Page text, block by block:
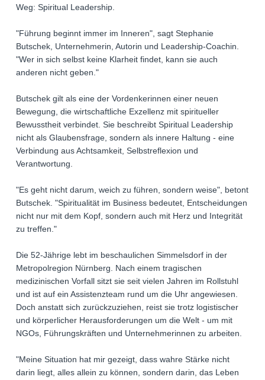
Weg: Spiritual Leadership.
"Führung beginnt immer im Inneren", sagt Stephanie
Butschek, Unternehmerin, Autorin und Leadership-Coachin.
"Wer in sich selbst keine Klarheit findet, kann sie auch
anderen nicht geben."
Butschek gilt als eine der Vordenkerinnen einer neuen
Bewegung, die wirtschaftliche Exzellenz mit spiritueller
Bewusstheit verbindet. Sie beschreibt Spiritual Leadership
nicht als Glaubensfrage, sondern als innere Haltung - eine
Verbindung aus Achtsamkeit, Selbstreflexion und
Verantwortung.
"Es geht nicht darum, weich zu führen, sondern weise", betont
Butschek. "Spiritualität im Business bedeutet, Entscheidungen
nicht nur mit dem Kopf, sondern auch mit Herz und Integrität
zu treffen."
Die 52-Jährige lebt im beschaulichen Simmelsdorf in der
Metropolregion Nürnberg. Nach einem tragischen
medizinischen Vorfall sitzt sie seit vielen Jahren im Rollstuhl
und ist auf ein Assistenzteam rund um die Uhr angewiesen.
Doch anstatt sich zurückzuziehen, reist sie trotz logistischer
und körperlicher Herausforderungen um die Welt - um mit
NGOs, Führungskräften und Unternehmerinnen zu arbeiten.
"Meine Situation hat mir gezeigt, dass wahre Stärke nicht
darin liegt, alles allein zu können, sondern darin, das Leben